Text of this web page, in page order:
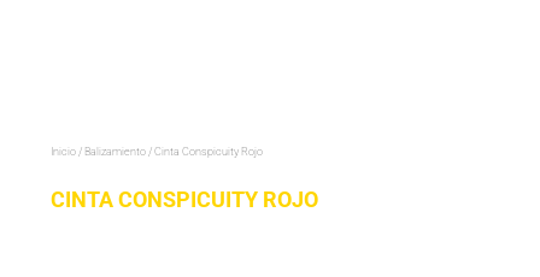
Inicio / Balizamiento / Cinta Conspicuity Rojo
CINTA CONSPICUITY ROJO